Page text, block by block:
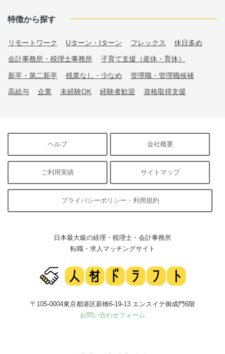
特徴から探す
リモートワーク Uターン・Iターン フレックス 休日多め
会計事務所・税理士事務所 子育て支援（産休・育休）
新卒・第二新卒 残業なし・少なめ 管理職・管理職候補
高給与 企業 未経験OK 経験者歓迎 資格取得支援
ヘルプ 会社概要
ご利用実績 サイトマップ
プライバシーポリシー・利用規約
日本最大級の経理・税理士・会計事務所
転職・求人マッチングサイト
〒105-0004東京都港区新橋6-19-13 エンスイテ御成門6階
お問い合わせフォーム